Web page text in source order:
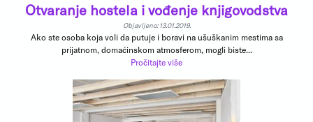
Otvaranje hostela i vođenje knjigovodstva
Objavljeno: 13.01.2019.
Ako ste osoba koja voli da putuje i boravi na ušuškanim mestima sa
prijatnom, domaćinskom atmosferom, mogli biste...
Pročitajte više